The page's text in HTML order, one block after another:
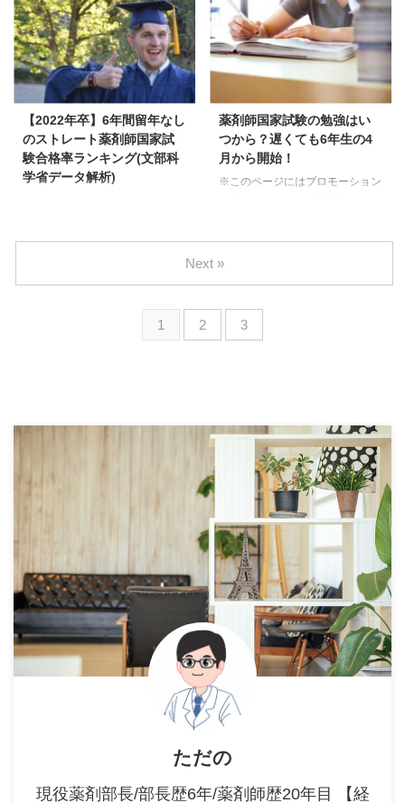
2022年3月22日に発表されまし
た。 この記事では合格発表後す
ぐに真の薬剤師国家試験合格率を
大学別にランキング化して発表し
てます。 あなたが気になる大学
働省が発表している薬剤師国家試
験の合格率には「からくり」があ
ります。 そのからくりの裏に
は、真の薬剤師国家試験合格率が
め、留年して6年生になった学生
も含まれます。 また、厚生労働
省発表の薬剤師国家試験合格率
は、「薬剤師国家試験合格率の
謎！薬剤部長が真の合格率を徹底
解説」でも解説してますが、受験
者数を減らすことで合格率を上げ
られる数値となってます。 そう
すると気になるのは、実際6年間
で留年せず、ストレートで薬剤師
【2022年卒】6年間留年なし
のストレート薬剤師国家試
験合格率ランキング(文部科
学省データ解析)
も含まれます。 また、厚生労働
省発表の薬剤師国家試験合格率
は、「薬剤師国家試験合格率の
は2022年3月私立大学薬学部卒業
生 ...
薬剤師国家試験の勉強はい
つから？遅くても6年生の4
月から開始！
※このページにはプロモーション
す。 になります。 薬剤師国家試
験の勉強開始は早ければ早いほど
合格率は上がります。 もしこの
記事を読んで、まだ薬剤師国家試
験の勉強を始めていない薬学部6
か？ なせ薬剤師国家試験の勉強
は早ければ早いほど合 ...
1 2 3
Next »
ただの
現役薬剤部長/部長歴6年/薬剤師歴20年目 【経